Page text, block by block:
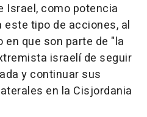
Israel, como potencia
tipo de acciones, al
que son parte de "la
israelí de seguir
y continuar sus
en la Cisjordania